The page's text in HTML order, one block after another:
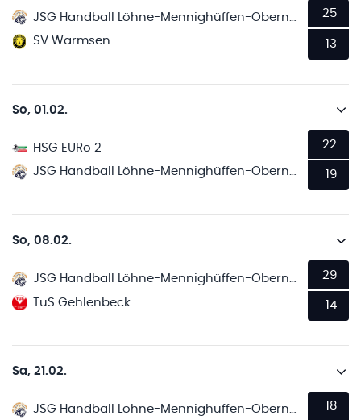
SV Warmsen
25
13
So, 01.02.
HSG EURo 2
JSG Handball Löhne-Mennighüffen-Obernbeck
22
19
So, 08.02.
JSG Handball Löhne-Mennighüffen-Obernbeck
TuS Gehlenbeck
29
14
Sa, 21.02.
JSG Handball Löhne-Mennighüffen-Obernbeck
18